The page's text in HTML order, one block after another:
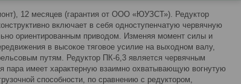
12 месяцев (гарантия от ООО «ЮУЗСТ»). Редуктор
включает в себя одноступенчатую червячную
ориентированным приводом. Изменяя момент силы и
в высокое тяговое усилие на выходном валу,
путям. Редуктор ПК-6,3 является червячным
пара имеет характерную взаимно охватывающую вогнутую
способности, по сравнению с редуктором,